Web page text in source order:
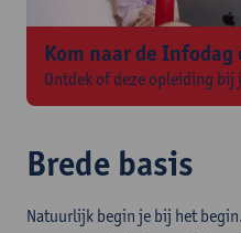
Kom naar de Infodag
Ontdek of deze opleiding bij
Brede basis
Natuurlijk begin je bij het